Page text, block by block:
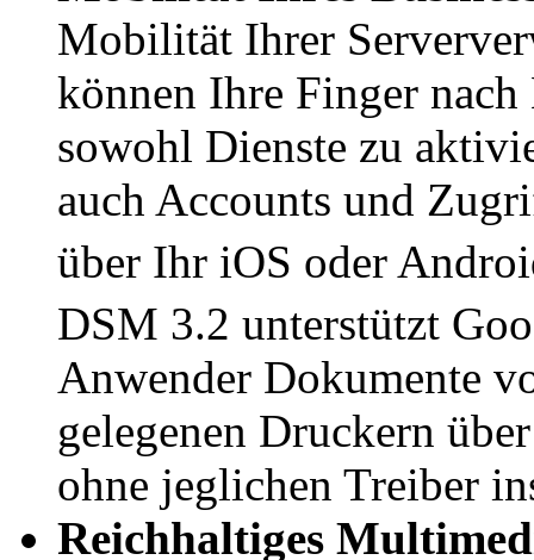
Mobilität Ihrer
können Ihre Finger
sowohl Dienste zu
auch Accounts und
über Ihr iOS oder
DSM 3.2 unterstützt
Anwender Dokumente
gelegenen Druckern
ohne jeglichen Treiber
Reichhaltiges